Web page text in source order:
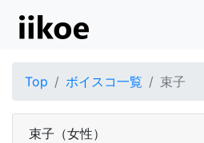
Top ボイスコ一覧 束子
束子 （女性）